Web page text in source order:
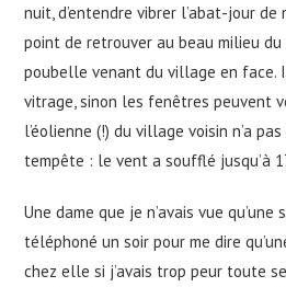
nuit, d’entendre vibrer l’abat-jour de
point de retrouver au beau milieu du
poubelle venant du village en face.
vitrage, sinon les fenêtres peuvent
l’éolienne (!) du village voisin n’a
tempête : le vent a soufflé jusqu’à
Une dame que je n’avais vue
téléphoné un soir pour me dire
chez elle si j’avais trop peur toute